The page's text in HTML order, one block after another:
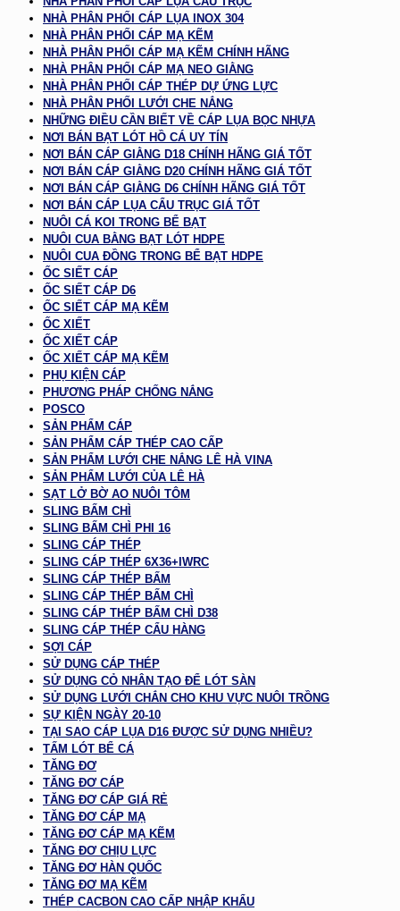
NHÀ PHÂN PHỐI CÁP LỤA INOX 304
NHÀ PHÂN PHỐI CÁP MẠ KẼM
NHÀ PHÂN PHỐI CÁP MẠ KẼM CHÍNH HÃNG
NHÀ PHÂN PHỐI CÁP MẠ NEO GIẰNG
NHÀ PHÂN PHỐI CÁP THÉP DỰ ỨNG LỰC
NHÀ PHÂN PHỐI LƯỚI CHE NẮNG
NHỮNG ĐIỀU CẦN BIẾT VỀ CÁP LỤA BỌC NHỰA
NƠI BÁN BẠT LÓT HỒ CÁ UY TÍN
NƠI BÁN CÁP GIẰNG D18 CHÍNH HÃNG GIÁ TỐT
NƠI BÁN CÁP GIẰNG D20 CHÍNH HÃNG GIÁ TỐT
NƠI BÁN CÁP GIẰNG D6 CHÍNH HÃNG GIÁ TỐT
NƠI BÁN CÁP LỤA CẨU TRỤC GIÁ TỐT
NUÔI CÁ KOI TRONG BỂ BẠT
NUÔI CUA BẰNG BẠT LÓT HDPE
NUÔI CUA ĐỒNG TRONG BỂ BẠT HDPE
ỐC SIẾT CÁP
ỐC SIẾT CÁP D6
ỐC SIẾT CÁP MẠ KẼM
ỐC XIẾT
ỐC XIẾT CÁP
ỐC XIẾT CÁP MẠ KẼM
PHỤ KIỆN CÁP
PHƯƠNG PHÁP CHỐNG NẮNG
POSCO
SẢN PHẨM CÁP
SẢN PHẨM CÁP THÉP CAO CẤP
SẢN PHẨM LƯỚI CHE NẮNG LÊ HÀ VINA
SẢN PHẨM LƯỚI CỦA LÊ HÀ
SẠT LỞ BỜ AO NUÔI TÔM
SLING BẤM CHÌ
SLING BẤM CHÌ PHI 16
SLING CÁP THÉP
SLING CÁP THÉP 6X36+IWRC
SLING CÁP THÉP BẤM
SLING CÁP THÉP BẤM CHÌ
SLING CÁP THÉP BẤM CHÌ D38
SLING CÁP THÉP CẨU HÀNG
SỢI CÁP
SỬ DỤNG CÁP THÉP
SỬ DỤNG CỎ NHÂN TẠO ĐỂ LÓT SÀN
SỬ DỤNG LƯỚI CHẮN CHO KHU VỰC NUÔI TRỒNG
SỰ KIỆN NGÀY 20-10
TẠI SAO CÁP LỤA D16 ĐƯỢC SỬ DỤNG NHIỀU?
TẤM LÓT BỂ CÁ
TĂNG ĐƠ
TĂNG ĐƠ CÁP
TĂNG ĐƠ CÁP GIÁ RẺ
TĂNG ĐƠ CÁP MẠ
TĂNG ĐƠ CÁP MẠ KẼM
TĂNG ĐƠ CHỊU LỰC
TĂNG ĐƠ HÀN QUỐC
TĂNG ĐƠ MẠ KẼM
THÉP CACBON CAO CẤP NHẬP KHẨU